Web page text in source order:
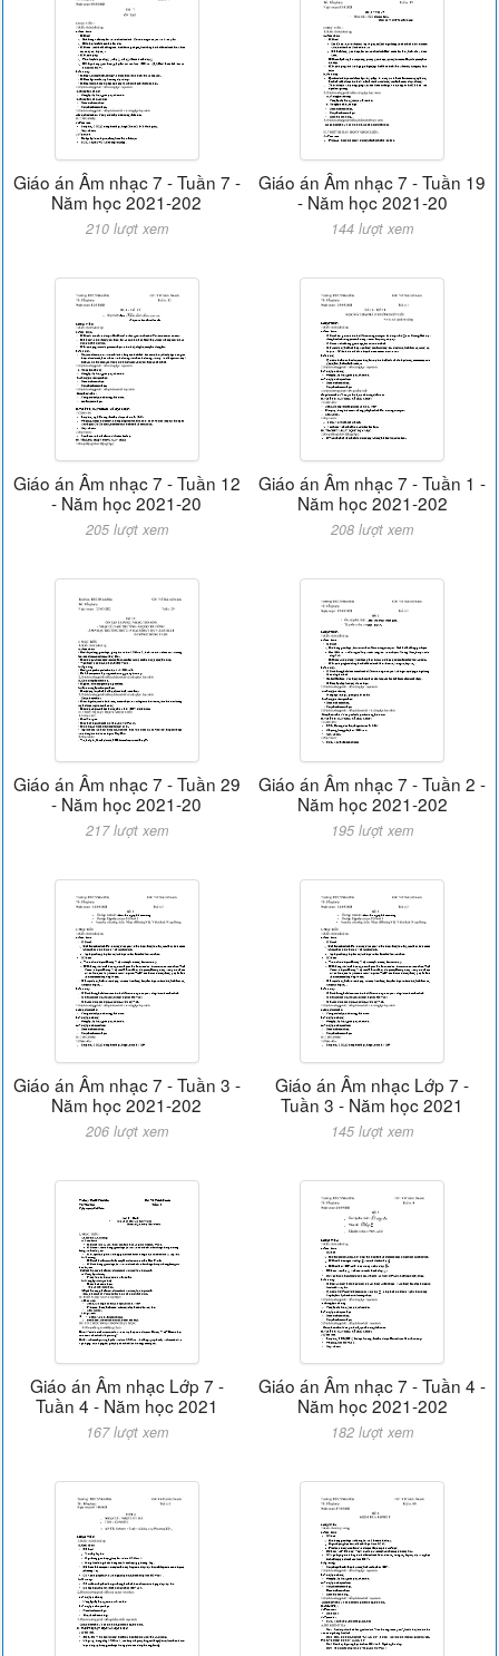
Giáo án Âm nhạc 7 - Tuần 7 -
Năm học 2021-202
210 lượt xem
Giáo án Âm nhạc 7 - Tuần 19
- Năm học 2021-20
144 lượt xem
Giáo án Âm nhạc 7 - Tuần 12
- Năm học 2021-20
205 lượt xem
Giáo án Âm nhạc 7 - Tuần 1 -
Năm học 2021-202
208 lượt xem
Giáo án Âm nhạc 7 - Tuần 29
- Năm học 2021-20
217 lượt xem
Giáo án Âm nhạc 7 - Tuần 2 -
Năm học 2021-202
195 lượt xem
Giáo án Âm nhạc 7 - Tuần 3 -
Năm học 2021-202
206 lượt xem
Giáo án Âm nhạc Lớp 7 -
Tuần 3 - Năm học 2021
145 lượt xem
Giáo án Âm nhạc Lớp 7 -
Tuần 4 - Năm học 2021
167 lượt xem
Giáo án Âm nhạc 7 - Tuần 4 -
Năm học 2021-202
182 lượt xem